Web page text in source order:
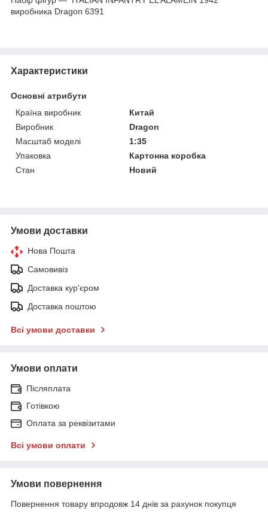
виробника Dragon 6391
Характеристики
Основні атрибути
Країна виробник
Китай
Виробник
Dragon
Масштаб моделі
1:35
Упаковка
Картонна коробка
Стан
Новий
Умови доставки
Нова Пошта
Самовивіз
Доставка кур'єром
Доставка поштою
Всі умови доставки
Умови оплати
Післяплата
Готівкою
Оплата за реквізитами
Всі умови оплати
Умови повернення
Повернення товару впродовж 14 днів за рахунок покупця